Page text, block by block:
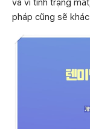
và vì tình trạng
pháp cũng sẽ